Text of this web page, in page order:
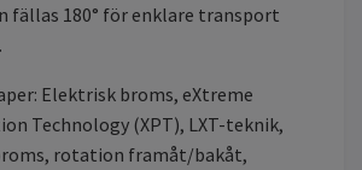
fällas 180° för enklare transport
Elektrisk broms, eXtreme
Technology (XPT), LXT-teknik,
rotation framåt/bakåt,